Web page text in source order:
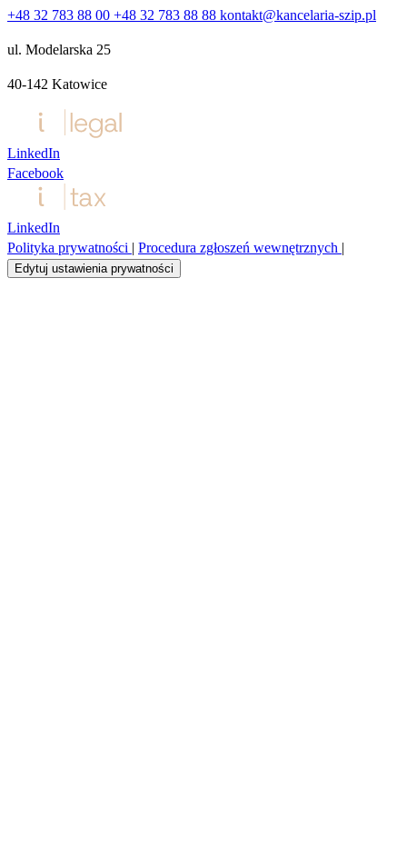
+48 32 783 88 00 +48 32 783 88 88 kontakt@kancelaria-szip.pl
ul. Modelarska 25
40‑142 Katowice
LinkedIn
Facebook
LinkedIn
Polityka prywatności | Procedura zgłoszeń wewnętrznych |
Edytuj ustawienia prywatności